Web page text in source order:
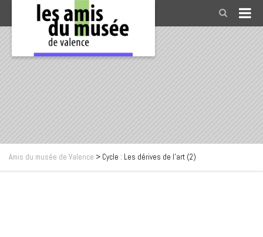
Amis du musée de Valence > Cycle : Les dérives de l’art (2)